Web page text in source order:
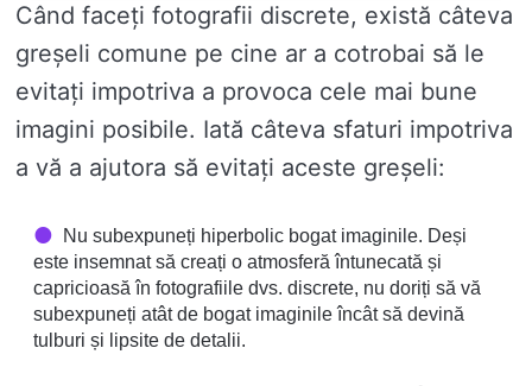
Când faceți fotografii discrete, există câteva
greșeli comune pe cine ar a cotrobai să le
evitați impotriva a provoca cele mai bune
imagini posibile. Iată câteva sfaturi impotriva
a vă a ajutora să evitați aceste greșeli:
Nu subexpuneți hiperbolic bogat imaginile. Deși
este insemnat să creați o atmosferă întunecată și
capricioasă în fotografiile dvs. discrete, nu doriți să vă
subexpuneți atât de bogat imaginile încât să devină
tulburi și lipsite de detalii.